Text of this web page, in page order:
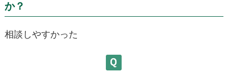
か？
相談しやすかった